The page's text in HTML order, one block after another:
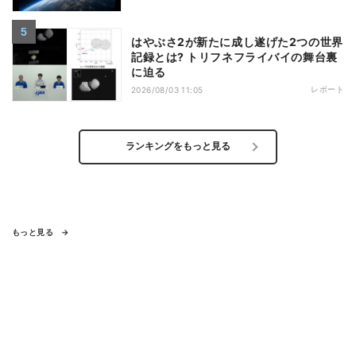
はやぶさ2が新たに成し遂げた2つの世界
記録とは? トリフネフライバイの舞台裏
に迫る
2026/08/03 11:05 レポート
ランキングをもっと見る
もっと見る